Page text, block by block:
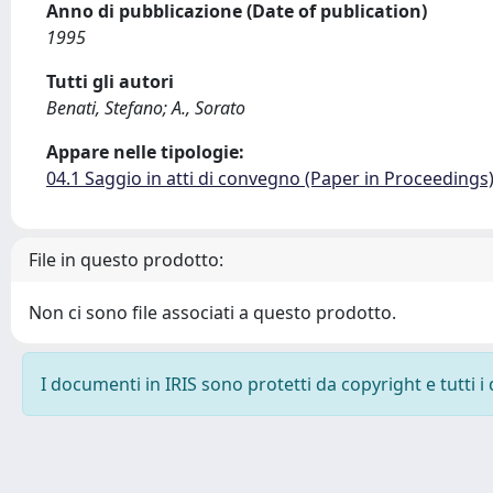
Anno di pubblicazione (Date of publication)
1995
Tutti gli autori
Benati, Stefano; A., Sorato
Appare nelle tipologie:
04.1 Saggio in atti di convegno (Paper in Proceedings)
File in questo prodotto:
Non ci sono file associati a questo prodotto.
I documenti in IRIS sono protetti da copyright e tutti